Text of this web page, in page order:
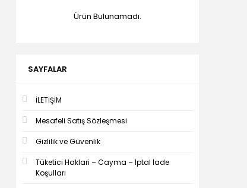
Ürün Bulunamadı.
SAYFALAR
İLETİŞİM
Mesafeli Satış Sözleşmesi
Gizlilik ve Güvenlik
Tüketici Haklari – Cayma – İptal İade
Koşulları